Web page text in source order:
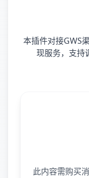
本插件对接GWS
现服务，支持
此内容需购买